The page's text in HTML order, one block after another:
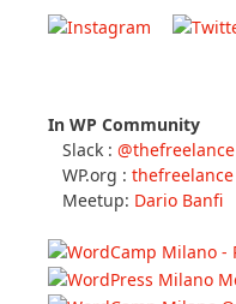
In WP Community
Slack : @thefreelance
WP.org : thefreelance
Meetup: Dario Banfi